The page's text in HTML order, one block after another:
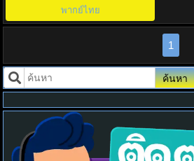
พากย์ไทย
1
ค้นหา